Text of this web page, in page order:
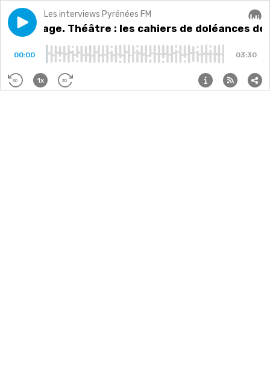
Play episodeReportage. Théâtre : les cahiers de doléances de
Les interviews Pyrénées FM
Reportage. Théâtre : les cahiers de doléances
00:00 03:30
30 1x 30